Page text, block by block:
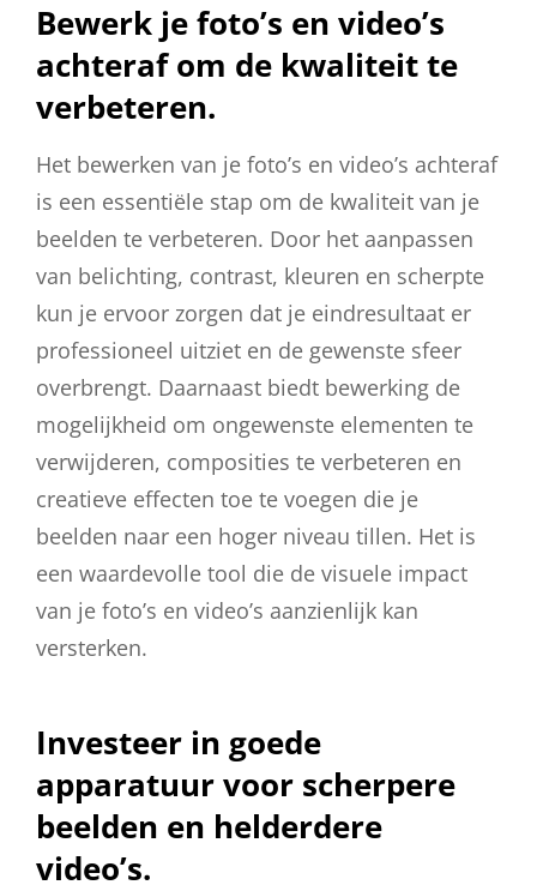
Bewerk je foto’s en video’s
achteraf om de kwaliteit te
verbeteren.
Het bewerken van je foto’s en video’s achteraf
is een essentiële stap om de kwaliteit van je
beelden te verbeteren. Door het aanpassen
van belichting, contrast, kleuren en scherpte
kun je ervoor zorgen dat je eindresultaat er
professioneel uitziet en de gewenste sfeer
overbrengt. Daarnaast biedt bewerking de
mogelijkheid om ongewenste elementen te
verwijderen, composities te verbeteren en
creatieve effecten toe te voegen die je
beelden naar een hoger niveau tillen. Het is
een waardevolle tool die de visuele impact
van je foto’s en video’s aanzienlijk kan
versterken.
Investeer in goede
apparatuur voor scherpere
beelden en helderdere
video’s.